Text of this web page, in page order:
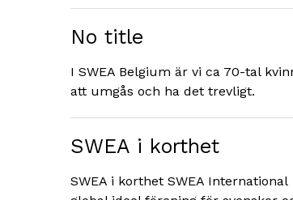
No title
I SWEA Belgium är vi ca 70-tal
att umgås och ha det trevligt.
SWEA i korthet
SWEA i korthet SWEA